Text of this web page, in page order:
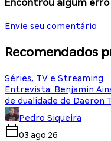
Encontrou algum
Envie seu comentário
Recomendados
Séries, TV e Streaming
Entrevista: Benjamin
de dualidade de Daeron
Pedro Siqueira
03.ago.26